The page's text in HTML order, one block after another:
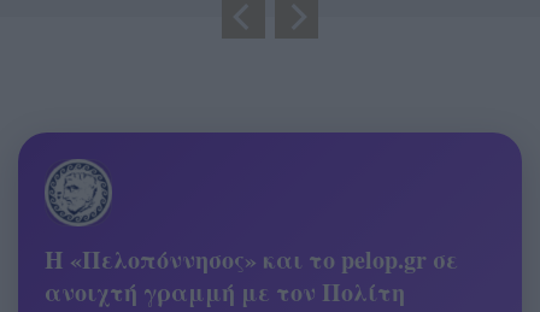
Η «Πελοπόννησος» και το pelop.gr σε
ανοιχτή γραμμή με τον Πολίτη